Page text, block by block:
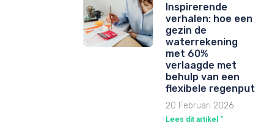
Inspirerende
verhalen: hoe een
gezin de
waterrekening
met 60%
verlaagde met
behulp van een
flexibele regenput
20 Februari 2026
Lees dit artikel "